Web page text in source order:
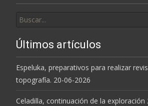
por:
Últimos artículos
Espeluka, preparativos para realizar
topografía. 20-06-2026
Celadilla, continuación de la exploración